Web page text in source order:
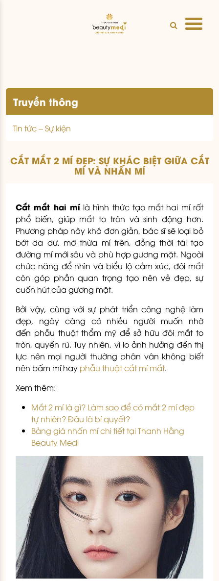
Truyền thông
Tin tức – Sự kiện
CẮT MẮT 2 MÍ ĐẸP: SỰ KHÁC BIỆT GIỮA CẮT
MÍ VÀ NHẤN MÍ
Cắt mắt hai mílà hình thức tạo mắt hai mí rất
phổ biến, giúp mắt to tròn và sinh động hơn.
Phương pháp này khá đơn giản, bác sĩ sẽ loại bỏ
bớt da dư, mỡ thừa mí trên, đồng thời tái tạo
đường mí mới sâu và phù hợp gương mặt. Ngoài
chức năng để nhìn và biểu lộ cảm xúc, đôi mắt
còn góp phần quan trọng tạo nên vẻ đẹp, sự
cuốn hút của gương mặt.
Bởi vậy, cùng với sự phát triển công nghệ làm
đẹp, ngày càng có nhiều người muốn nhờ
đến phẫu thuật thẩm mỹ để sở hữu đôi mắt to
tròn, quyến rũ. Tuy nhiên, vì lo ảnh hưởng đến thị
lực nên mọi người thường phân vân không biết
nên bấm mí hay phẫu thuật cắt mí mắt.
Xem thêm:
Mắt 2 mí là gì? Làm sao để có mắt 2 mí đẹp
tự nhiên? Đâu là bí quyết?
Bảng giá nhấn mí chi tiết tại Thanh Hằng
Beauty Medi